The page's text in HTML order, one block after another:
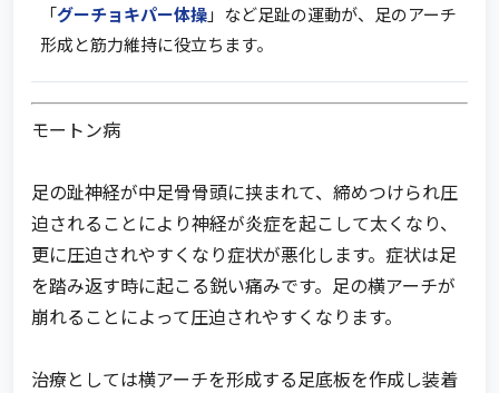
「グーチョキパー体操」など足趾の運動が、足のアーチ
形成と筋力維持に役立ちます。
モートン病
足の趾神経が中足骨骨頭に挟まれて、締めつけられ圧
迫されることにより神経が炎症を起こして太くなり、
更に圧迫されやすくなり症状が悪化します。症状は足
を踏み返す時に起こる鋭い痛みです。足の横アーチが
崩れることによって圧迫されやすくなります。
治療としては横アーチを形成する足底板を作成し装着